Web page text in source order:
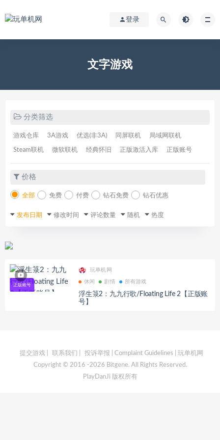
登录
文字游戏
分类筛选
游戏仓库 3A游戏 优选(非3A) 同屏联机 局域网联机
Steam联机 微软联机 经典怀旧 正版激活入库 正版账号
价格
全部 免费 付费 钻石免费 钻石优惠
发布日期 修改时间 评论数量 随机 热度
玩单机网
休闲 剧情 所有游戏
浮生箓2：九九行歌/Floating Life 2【正版账
号】
提交游戏| 联系我们 投诉举报 | Complaint Guidelines | 玩单机网
Copyright © 2016 -2026 Bitgene. All Rights Reserved.
PlayDanJi 版权所有